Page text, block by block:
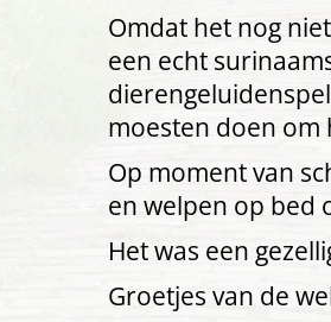
Omdat het nog
een echt
moesten doen om
Op moment van
en welpen op bed
Het was een
Groetjes van de